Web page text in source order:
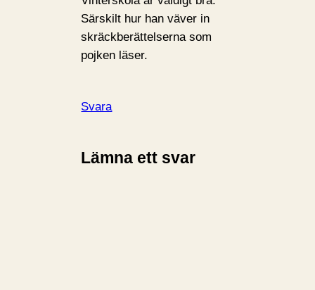
Särskilt hur han väver in
skräckberättelserna som
pojken läser.
Svara
Lämna ett svar